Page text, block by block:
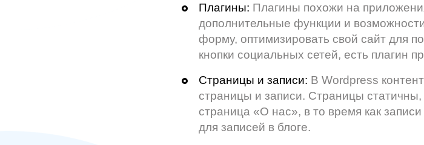
Плагины: Плагины похожи на
дополнительные функции и
форму, оптимизировать свой сайт для
кнопки социальных сетей, есть плагин
Страницы и записи: В Wordpress
страницы и записи. Страницы
страница «О нас», в то время как
для записей в блоге.